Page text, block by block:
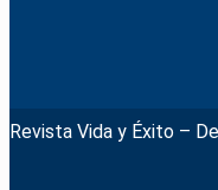
Revista Vida y Éxito –